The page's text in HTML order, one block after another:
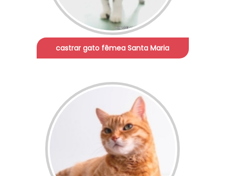
castrar gato fêmea Santa Maria